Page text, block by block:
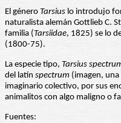
El género Tarsius lo introdujo
naturalista alemán Gottlieb C.
familia (Tarsiidae, 1825) se lo
(1800-75).
La especie tipo, Tarsius
del latín spectrum (imagen,
imaginario colectivo, por sus
animalitos con algo maligno o
Fuentes: